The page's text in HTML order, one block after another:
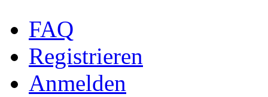
FAQ
Registrieren
Anmelden